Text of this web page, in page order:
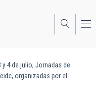
y 4 de julio, Jornadas de
organizadas por el